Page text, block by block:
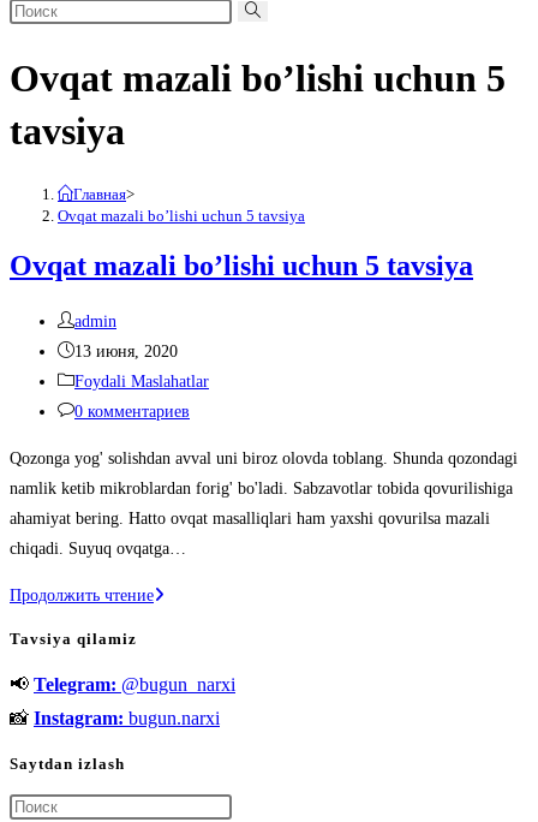
по
сайту
Поиск
сайте
Ovqat mazali bo’lishi uchun 5
tavsiya
Главная>
Ovqat mazali bo’lishi uchun 5 tavsiya
Ovqat mazali bo’lishi uchun 5 tavsiya
Автор
записи:
admin
Запись
опубликована:
13 июня, 2020
Рубрика
записи:
Foydali Maslahatlar
Комментарии
записи:
0 комментариев
Qozonga yog' solishdan avval uni biroz olovda toblang. Shunda qozondagi
namlik ketib mikroblardan forig' bo'ladi. Sabzavotlar tobida qovurilishiga
ahamiyat bering. Hatto ovqat masalliqlari ham yaxshi qovurilsa mazali
chiqadi. Suyuq ovqatga…
Продолжить чтениеOvqat
uchun
5
Tavsiya qilamiz
📢 Telegram: @bugun_narxi
📸 Instagram: bugun.narxi
Saytdan izlash